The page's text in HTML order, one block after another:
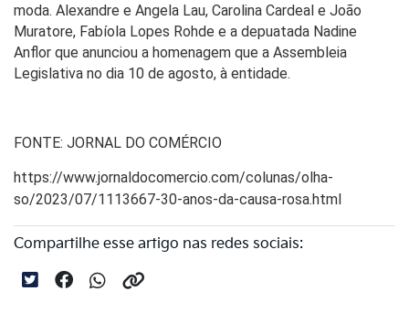
moda. Alexandre e Angela Lau, Carolina Cardeal e João
Muratore, Fabíola Lopes Rohde e a depuatada Nadine
Anflor que anunciou a homenagem que a Assembleia
Legislativa no dia 10 de agosto, à entidade.
FONTE: JORNAL DO COMÉRCIO
https://www.jornaldocomercio.com/colunas/olha-
so/2023/07/1113667-30-anos-da-causa-rosa.html
Compartilhe esse artigo nas redes sociais: